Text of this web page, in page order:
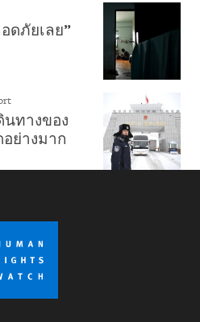
ดภัยเลย”
นทางของ
ย่างมาก